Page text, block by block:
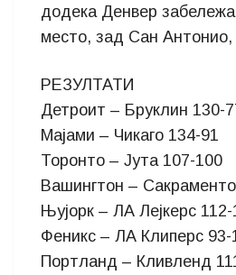
додека Денвер
место, зад Сан Антонио,
РЕЗУЛТАТИ
Детроит – Бруклин 130-
Мајами – Чикаго 134-91
Торонто – Јута 107-100
Вашингтон –
Њујорк – ЛА Лејкерс
Феникс – ЛА Клиперс 93-
Портланд – Кливленд